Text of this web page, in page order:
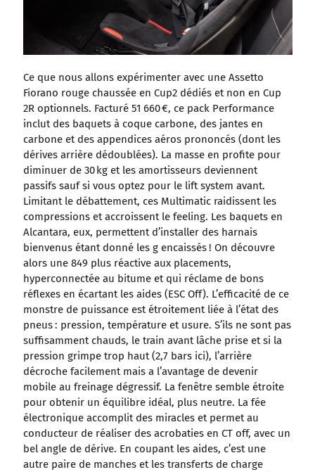
Ce que nous allons expérimenter avec une Assetto
Fiorano rouge chaussée en Cup2 dédiés et non en Cup
2R optionnels. Facturé 51 660 €, ce pack Performance
inclut des baquets à coque carbone, des jantes en
carbone et des appendices aéros prononcés (dont les
dérives arrière dédoublées). La masse en profite pour
diminuer de 30 kg et les amortisseurs deviennent
passifs sauf si vous optez pour le lift system avant.
Limitant le débattement, ces Multimatic raidissent les
compressions et accroissent le feeling. Les baquets en
Alcantara, eux, permettent d’installer des harnais
bienvenus étant donné les g encaissés ! On découvre
alors une 849 plus réactive aux placements,
hyperconnectée au bitume et qui réclame de bons
réflexes en écartant les aides (ESC Off). L’efficacité de ce
monstre de puissance est étroitement liée à l’état des
pneus : pression, température et usure. S’ils ne sont pas
suffisamment chauds, le train avant lâche prise et si la
pression grimpe trop haut (2,7 bars ici), l’arrière
décroche facilement mais a l’avantage de devenir
mobile au freinage dégressif. La fenêtre semble étroite
pour obtenir un équilibre idéal, plus neutre. La fée
électronique accomplit des miracles et permet au
conducteur de réaliser des acrobaties en CT off, avec un
bel angle de dérive. En coupant les aides, c’est une
autre paire de manches et les transferts de charge